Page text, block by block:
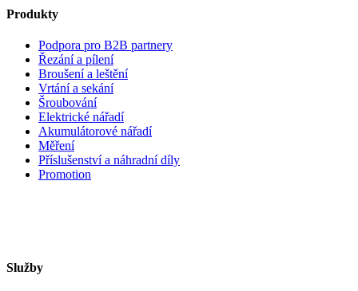
Produkty
Podpora pro B2B partnery
Řezání a pílení
Broušení a leštění
Vrtání a sekání
Šroubování
Elektrické nářadí
Akumulátorové nářadí
Měření
Příslušenství a náhradní díly
Promotion
Služby